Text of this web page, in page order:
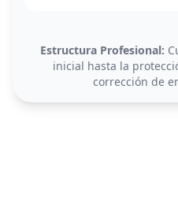
Estructura Profesional:
inicial hasta la
corrección de